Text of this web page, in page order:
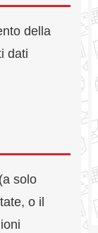
della
dati
solo
o il